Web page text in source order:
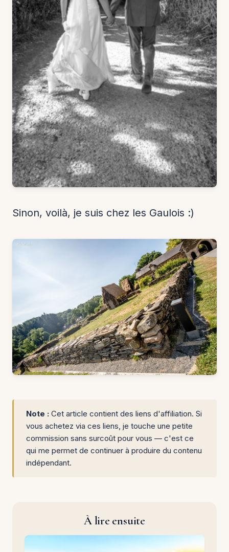
​Sinon, voilà, je suis chez les Gaulois :)
Note : Cet article contient des liens d'affiliation. Si
vous achetez via ces liens, je touche une petite
commission sans surcoût pour vous — c'est ce
qui me permet de continuer à produire du contenu
indépendant.
À lire ensuite